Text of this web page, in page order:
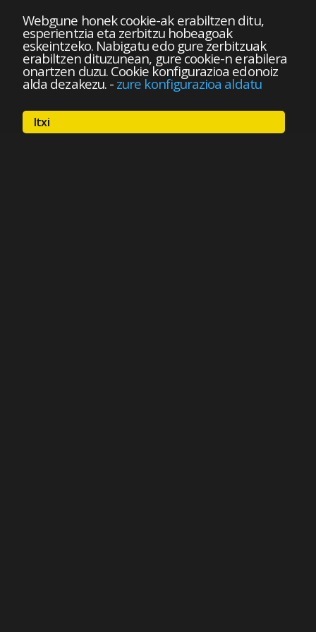
Webgune honek cookie-ak erabiltzen ditu,
esperientzia eta zerbitzu hobeagoak
eskeintzeko. Nabigatu edo gure zerbitzuak
erabiltzen dituzunean, gure cookie-n erabilera
onartzen duzu. Cookie konfigurazioa edonoiz
alda dezakezu.- zure konfigurazioa aldatu
Itxi